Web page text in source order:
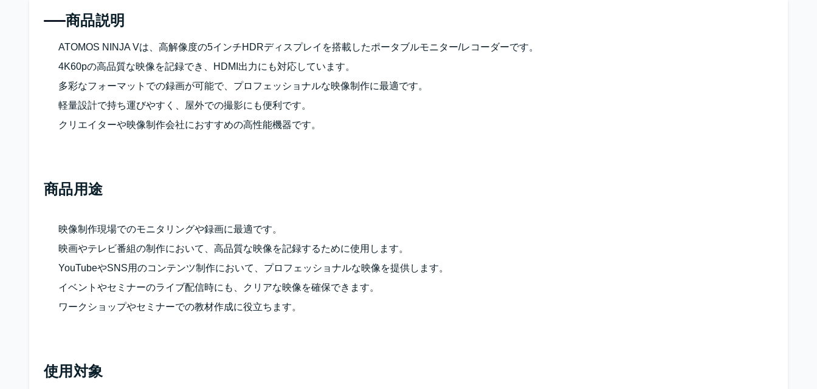
商品説明
ATOMOS NINJA Vは、高解像度の5インチHDRディスプレイを搭載したポータブルモニター/レコーダーです。
4K60pの高品質な映像を記録でき、HDMI出力にも対応しています。
多彩なフォーマットでの録画が可能で、プロフェッショナルな映像制作に最適です。
軽量設計で持ち運びやすく、屋外での撮影にも便利です。
クリエイターや映像制作会社におすすめの高性能機器です。
商品用途
映像制作現場でのモニタリングや録画に最適です。
映画やテレビ番組の制作において、高品質な映像を記録するために使用します。
YouTubeやSNS用のコンテンツ制作において、プロフェッショナルな映像を提供します。
イベントやセミナーのライブ配信時にも、クリアな映像を確保できます。
ワークショップやセミナーでの教材作成に役立ちます。
使用対象